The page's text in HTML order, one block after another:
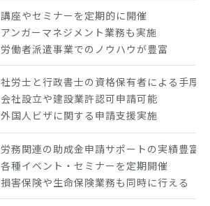
講座やセミナーを定期的に開催
アンガーマネジメント業務も実施
労働者派遣事業でのノウハウが豊富
社労士と行政書士の資格保有者による手厚
会社設立や建設業許認可申請可能
外国人ビザに関する申請支援実施
労務関連の助成金申請サポートの実績豊富
各種イベント・セミナーを定期開催
損害保険や生命保険業務も同時に行える